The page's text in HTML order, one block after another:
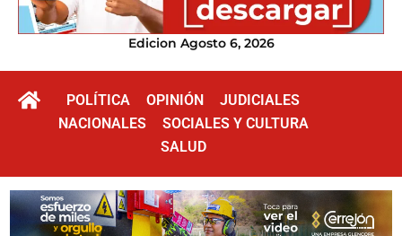
Edicion Agosto 6, 2026
POLÍTICA OPINIÓN
JUDICIALES
NACIONALES
SOCIALES Y CULTURA
SALUD